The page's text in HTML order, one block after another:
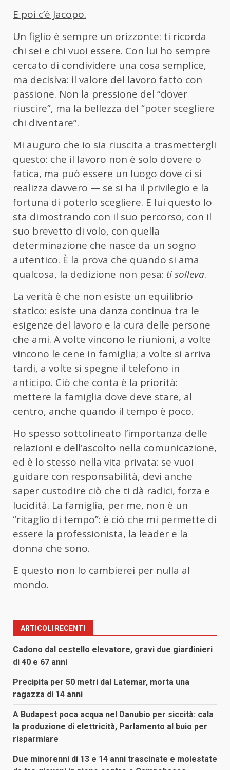
E poi c’è Jacopo.
Un figlio è sempre un orizzonte: ti ricorda
chi sei e chi vuoi essere. Con lui ho sempre
cercato di condividere una cosa semplice,
ma decisiva: il valore del lavoro fatto con
passione. Non la pressione del “dover
riuscire”, ma la bellezza del “poter scegliere
chi diventare”.
Mi auguro che io sia riuscita a trasmettergli
questo: che il lavoro non è solo dovere o
fatica, ma può essere un luogo dove ci si
realizza davvero — se si ha il privilegio e la
fortuna di poterlo scegliere. E lui questo lo
sta dimostrando con il suo percorso, con il
suo brevetto di volo, con quella
determinazione che nasce da un sogno
autentico. È la prova che quando si ama
qualcosa, la dedizione non pesa: ti solleva.
La verità è che non esiste un equilibrio
statico: esiste una danza continua tra le
esigenze del lavoro e la cura delle persone
che ami. A volte vincono le riunioni, a volte
vincono le cene in famiglia; a volte si arriva
tardi, a volte si spegne il telefono in
anticipo. Ciò che conta è la priorità:
mettere la famiglia dove deve stare, al
centro, anche quando il tempo è poco.
Ho spesso sottolineato l’importanza delle
relazioni e dell’ascolto nella comunicazione,
ed è lo stesso nella vita privata: se vuoi
guidare con responsabilità, devi anche
saper custodire ciò che ti dà radici, forza e
lucidità. La famiglia, per me, non è un
“ritaglio di tempo”: è ciò che mi permette di
essere la professionista, la leader e la
donna che sono.
E questo non lo cambierei per nulla al
mondo.
ARTICOLI RECENTI
Cadono dal cestello elevatore, gravi due giardinieri
di 40 e 67 anni
Precipita per 50 metri dal Latemar, morta una
ragazza di 14 anni
A Budapest poca acqua nel Danubio per siccità: cala
la produzione di elettricità, Parlamento al buio per
risparmiare
Due minorenni di 13 e 14 anni trascinate e molestate